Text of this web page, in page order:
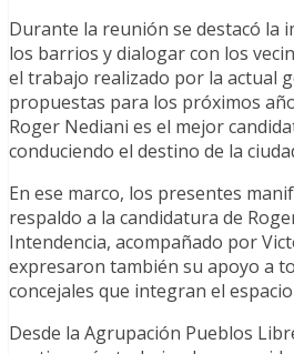
Durante la reunión se destacó la
los barrios y dialogar con los
el trabajo realizado por la actual
propuestas para los próximos
Roger Nediani es el mejor
conduciendo el destino de la
En ese marco, los presentes
respaldo a la candidatura de
Intendencia, acompañado por
expresaron también su apoyo a
concejales que integran el
Desde la Agrupación Pueblos